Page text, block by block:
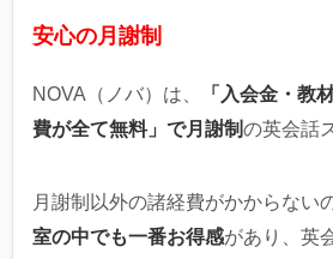
安心の月謝制
NOVA（ノバ）は、
「入会金・教
費が全て無料」で月謝制の英会話
月謝制以外の諸経費がかからない
室の中でも一番お得感があり、英